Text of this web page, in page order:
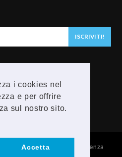
i cookies nel
e per offrire
sul nostro sito.
Accetta
ISCRIVITI!
Madre della Divina Provvidenza